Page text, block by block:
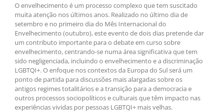
O envelhecimento é um processo complexo que tem suscitado
muita atenção nos últimos anos. Realizado no último dia de
setembro e no primeiro dia do Mês Internacional do
Envelhecimento (outubro), este evento de dois dias pretende dar
um contributo importante para o debate em curso sobre
envelhecimento, centrando-se numa área significativa que tem
sido negligenciada, incluindo o envelhecimento e a discriminação
LGBTQI+. O enfoque nos contextos da Europa do Sul será um
ponto de partida para discussões mais alargadas sobre os
antigos regimes totalitários e a transição para a democracia e
outros processos sociopolíticos e culturais que têm impacto nas
experiências vividas por pessoas LGBTQI+ mais velhas.